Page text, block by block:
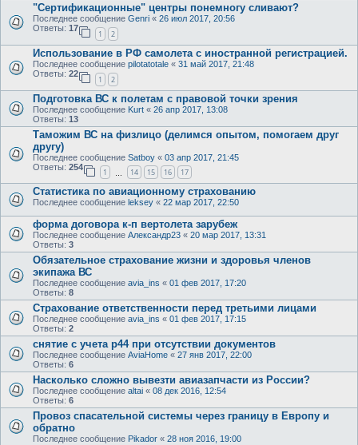
"Сертификационные" центры понемногу сливают?
Последнее сообщение Genri « 26 июл 2017, 20:56
Ответы: 17
1 2
Использование в РФ самолета с иностранной регистрацией.
Последнее сообщение pilotatotale « 31 май 2017, 21:48
Ответы: 22
1 2
Подготовка ВС к полетам с правовой точки зрения
Последнее сообщение Kurt « 26 апр 2017, 13:08
Ответы: 13
Таможим ВС на физлицо (делимся опытом, помогаем друг
другу)
Последнее сообщение Satboy « 03 апр 2017, 21:45
Ответы: 254
1 14 15 16 17
Статистика по авиационному страхованию
Последнее сообщение leksey « 22 мар 2017, 22:50
форма договора к-п вертолета зарубеж
Последнее сообщение Александр23 « 20 мар 2017, 13:31
Ответы: 3
Обязательное страхование жизни и здоровья членов
экипажа ВС
Последнее сообщение avia_ins « 01 фев 2017, 17:20
Ответы: 8
Страхование ответственности перед третьими лицами
Последнее сообщение avia_ins « 01 фев 2017, 17:15
Ответы: 2
снятие с учета р44 при отсутствии документов
Последнее сообщение AviaHome « 27 янв 2017, 22:00
Ответы: 6
Насколько сложно вывезти авиазапчасти из России?
Последнее сообщение altai « 08 дек 2016, 12:54
Ответы: 6
Провоз спасательной системы через границу в Европу и
обратно
Последнее сообщение Pikador « 28 ноя 2016, 19:00